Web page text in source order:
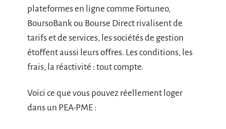
plateformes en ligne comme Fortuneo,
BoursoBank ou Bourse Direct rivalisent de
tarifs et de services, les sociétés de gestion
étoffent aussi leurs offres. Les conditions, les
frais, la réactivité : tout compte.
Voici ce que vous pouvez réellement loger
dans un PEA-PME :